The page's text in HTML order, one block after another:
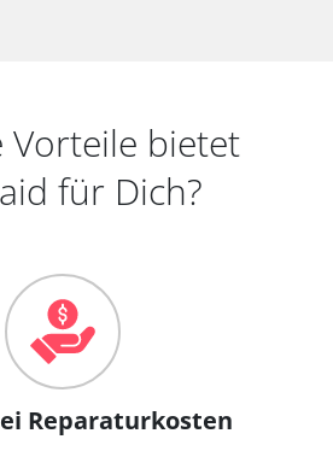
Vorteile bietet
für Dich?
Reparaturkosten